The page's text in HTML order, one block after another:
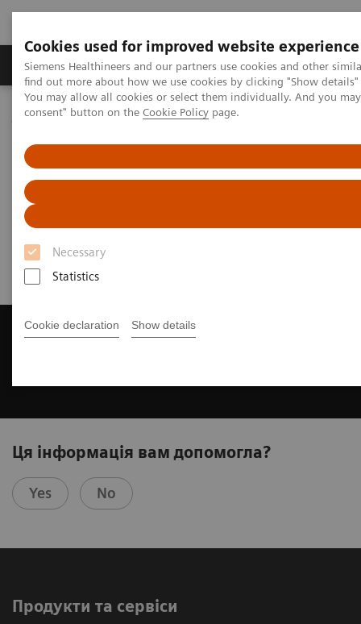
Cookies used for improved website experience
Siemens Healthineers and our partners use cookies and other
find out more about how we use cookies by clicking "Show
You may allow all cookies or select them individually. And you
consent" button on the Cookie Policy page.
Necessary
Statistics
Cookie declaration Show details
Продукція та сервіси Клінічні галузі
Домашня
Медична візуалізація
Get a Recommendation for your MRI System
Get a Recommendation for your
MRI System
Ця інформація вам допомогла?
Yes No
Продукти та сервіси